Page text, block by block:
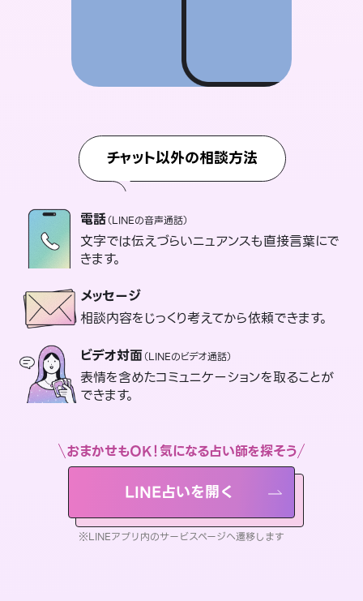
チャット以外の相談方法
電話（LINEの音声通話）
文字では伝えづらいニュアンスも直接言葉にで
きます。
メッセージ
相談内容をじっくり考えてから依頼できます。
ビデオ対面（LINEのビデオ通話）
表情を含めたコミュニケーションを取ることが
できます。
おまかせもOK！気になる占い師を探そう
LINE占いを開く
※LINEアプリ内のサービスページへ遷移します